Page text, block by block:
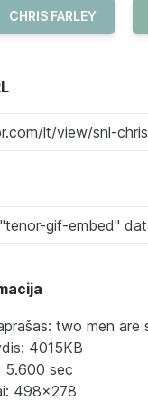
CHRIS FARLEY
two men
4015KB
5.600 sec
498x278